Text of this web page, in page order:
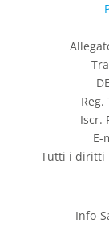
Iscr.
E-
Tutti i diritti
Info-